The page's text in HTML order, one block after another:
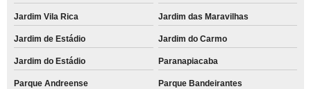
Jardim Vila Rica Jardim das Maravilhas
Jardim de Estádio Jardim do Carmo
Jardim do Estádio Paranapiacaba
Parque Andreense Parque Bandeirantes